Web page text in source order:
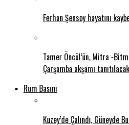
Ferhan Şensoy hayatını
Tamer Öncül’ün, Mitra -
Çarşamba akşamı tanıtılacak
Rum Basını
Kuzey’de Çalındı, Güneyde